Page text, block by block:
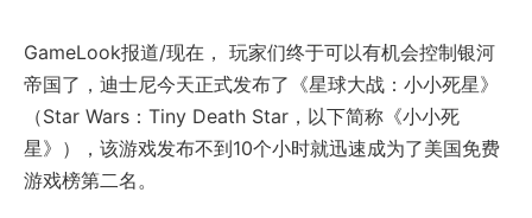
GameLook报道/现在， 玩家们终于可以有机会控制银河
帝国了，迪士尼今天正式发布了《星球大战：小小死星》
（Star Wars：Tiny Death Star，以下简称《小小死
星》），该游戏发布不到10个小时就迅速成为了美国免费
游戏榜第二名。